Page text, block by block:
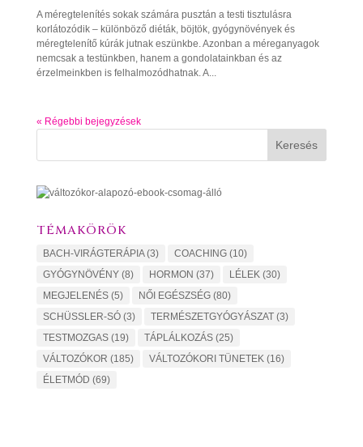
A méregtelenítés sokak számára pusztán a testi tisztulásra
korlátozódik – különböző diéták, böjtök, gyógynövények és
méregtelenítő kúrák jutnak eszünkbe. Azonban a méreganyagok
nemcsak a testünkben, hanem a gondolatainkban és az
érzelmeinkben is felhalmozódhatnak. A...
« Régebbi bejegyzések
Keresés
TÉMAKÖRÖK
BACH-VIRÁGTERÁPIA(3) COACHING(10)
GYÓGYNÖVÉNY(8) HORMON (37) LÉLEK(30)
MEGJELENÉS(5) NŐI EGÉSZSÉG(80)
SCHÜSSLER-SÓ(3) TERMÉSZETGYÓGYÁSZAT(3)
TESTMOZGAS(19) TÁPLÁLKOZÁS(25)
VÁLTOZÓKOR (185) VÁLTOZÓKORI TÜNETEK(16)
ÉLETMÓD (69)